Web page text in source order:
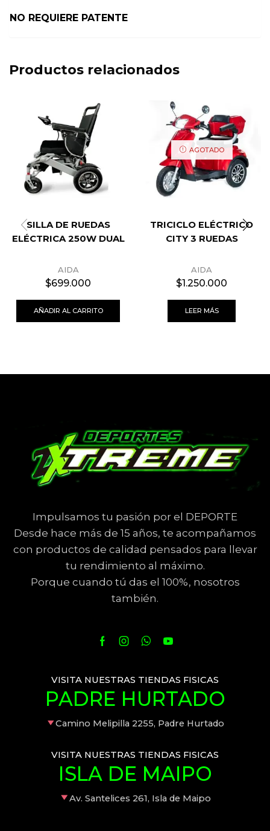
NO REQUIERE PATENTE
Productos relacionados
SILLA DE RUEDAS
ELÉCTRICA 250W DUAL
AIDA
$699.000
AÑADIR AL CARRITO
AGOTADO
TRICICLO ELÉCTRICO
CITY 3 RUEDAS
AIDA
$1.250.000
LEER MÁS
Impulsamos tu pasión por el DEPORTE
Desde hace más de 15 años, te acompañamos
con productos de calidad pensados para llevar
tu rendimiento al máximo.
Porque cuando tú das el 100%, nosotros
también.
VISITA NUESTRAS TIENDAS FISICAS
PADRE HURTADO
Camino Melipilla 2255, Padre Hurtado
VISITA NUESTRAS TIENDAS FISICAS
ISLA DE MAIPO
Av. Santelices 261, Isla de Maipo